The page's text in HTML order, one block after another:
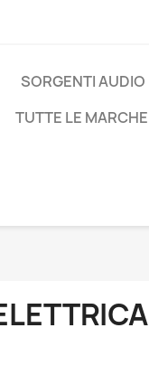
SORGENTI AUDIO
TUTTE LE MARCHE